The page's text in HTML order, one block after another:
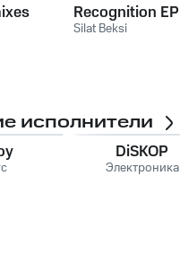
Recognition EP
Silat Beksi
исполнители
DiSKOP
Электроника